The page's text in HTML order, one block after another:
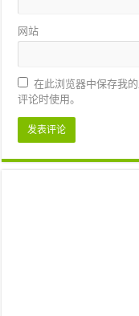
网站
在此浏览器中保存我
评论时使用。